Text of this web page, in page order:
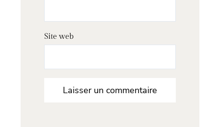
Site web